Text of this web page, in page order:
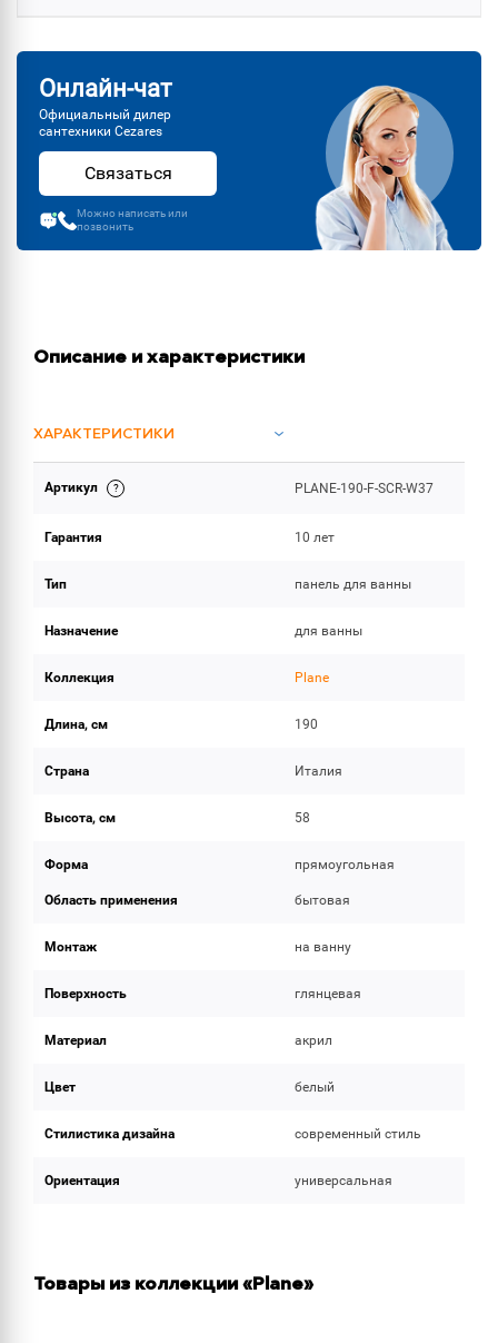
Онлайн-чат
Официальный дилер
сантехники Cezares
Связаться
Можно написать или
позвонить
Описание и характеристики
ХАРАКТЕРИСТИКИ
ОБЪЕМ ПОСТАВКИ
Артикул PLANE-190-F-SCR-W37
Гарантия 10 лет
Тип панель для ванны
Назначение для ванны
Коллекция Plane
Длина, см 190
Страна Италия
Высота, см 58
Форма прямоугольная
Область применения бытовая
Монтаж на ванну
Поверхность глянцевая
Материал акрил
Цвет белый
Стилистика дизайна современный стиль
Ориентация универсальная
Товары из коллекции «Plane»